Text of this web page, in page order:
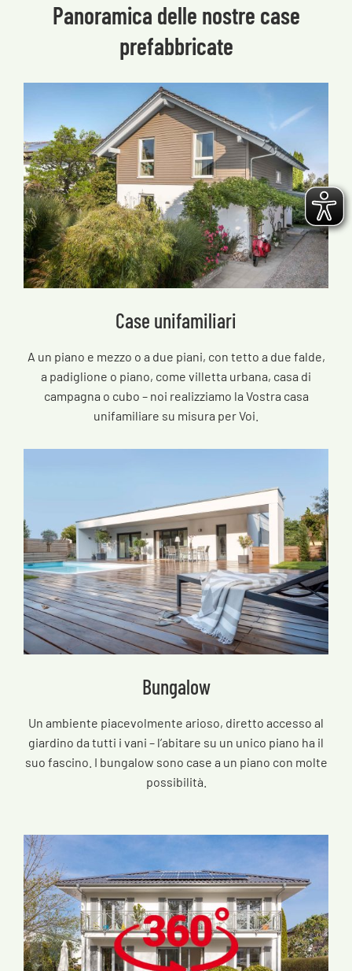
Panoramica delle nostre case
prefabbricate
Case unifamiliari
A un piano e mezzo o a due piani, con tetto a due falde,
a padiglione o piano, come villetta urbana, casa di
campagna o cubo – noi realizziamo la Vostra casa
unifamiliare su misura per Voi.
Bungalow
Un ambiente piacevolmente arioso, diretto accesso al
giardino da tutti i vani – l’abitare su un unico piano ha il
suo fascino. I bungalow sono case a un piano con molte
possibilità.